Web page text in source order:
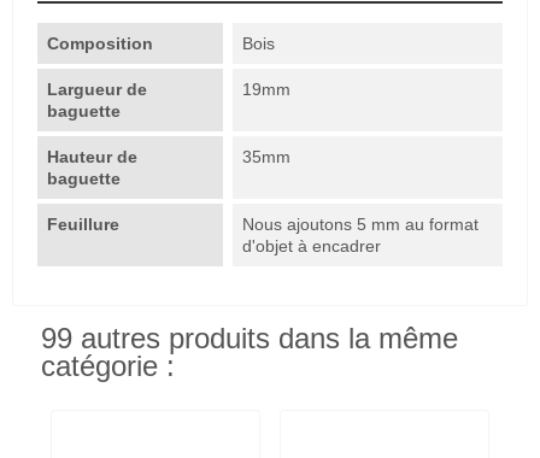
Composition Bois
Largueur de
baguette
19mm
Hauteur de
baguette
35mm
Feuillure
Nous ajoutons 5 mm au format
d'objet à encadrer
99 autres produits dans la même
catégorie :